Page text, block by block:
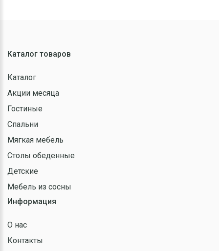
Каталог товаров
Каталог
Акции месяца
Гостиные
Спальни
Мягкая мебель
Столы обеденные
Детские
Мебель из сосны
Информация
О нас
Контакты